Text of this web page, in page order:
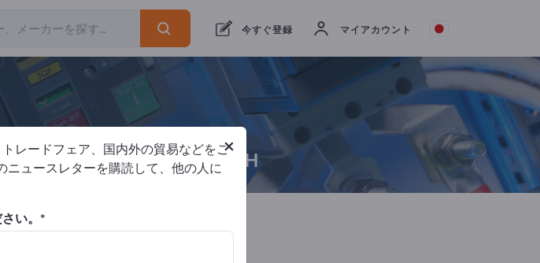
今すぐ登録 マイアカウント
und Verwaltungs GmbH
ISO
×
レードフェア、国内外の貿易などをご
ニュースレターを購読して、他の人に
い。